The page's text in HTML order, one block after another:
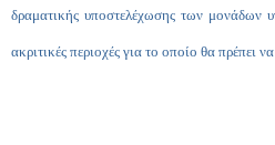
δραματικής υποστελέχωσης των μονάδων
ακριτικές περιοχές για το οποίο θα πρέπει